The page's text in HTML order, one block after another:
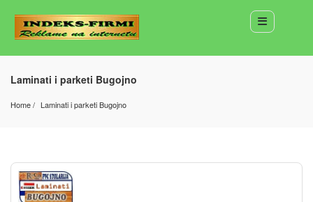
Laminati i parketi Bugojno
Home Laminati i parketi Bugojno